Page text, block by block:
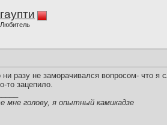
гаупти
Любитель
ни разу не заморачивался вопросом- что
то зацепило.
мне голову, я опытный камикадзе